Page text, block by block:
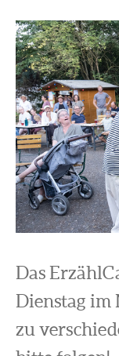
Das
Dienstag
zu